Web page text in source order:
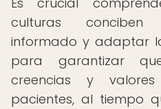
culturas conciben
informado y adaptar
para garantizar
creencias y
pacientes, al tiempo